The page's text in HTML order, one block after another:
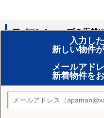
入力し
新しい物件
メールアド
新着物件を
アパマンショップの店舗
賃貸のプロがお部屋探し！
おまかせ物件リクエスト
住みたい街の店舗を探す
店舗検索